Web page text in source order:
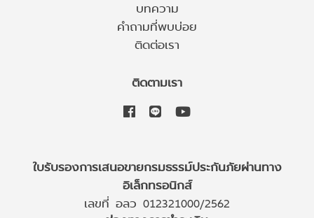
บทความ
คำถามที่พบบ่อย
ติดต่อเรา
ติดตามเรา
ใบรับรองการเสนอขายกรมธรรม์ประกันภัยผ่านทาง
อิเล็กทรอนิกส์
เลขที่ อลว 012321000/2562